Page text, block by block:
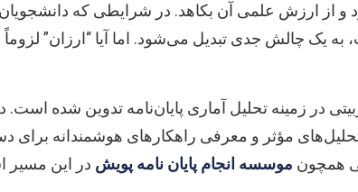
و از ارزش علمی آن بکاهد. در شرایطی که
به یک چالش جدی تبدیل می‌شود. اما آیا “ارزان”
در زمینه تحلیل آماری پایان‌نامه تدوین شده
مؤثر و معرفی راهکارهای هوشمندانه
همچون موسسه انجام پایان نامه پویش در این مسیر